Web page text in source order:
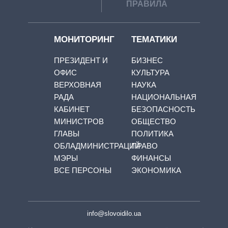
ПРАВИЛА
МОНИТОРИНГ
ПРЕЗИДЕНТ И
ОФИС
ВЕРХОВНАЯ
РАДА
КАБИНЕТ
МИНИСТРОВ
ГЛАВЫ
ОБЛАДМИНИСТРАЦИЙ
МЭРЫ
ВСЕ ПЕРСОНЫ
ТЕМАТИКИ
БИЗНЕС
КУЛЬТУРА
НАУКА
НАЦИОНАЛЬНАЯ
БЕЗОПАСНОСТЬ
ОБЩЕСТВО
ПОЛИТИКА
ПРАВО
ФИНАНСЫ
ЭКОНОМИКА
info@slovoidilo.ua